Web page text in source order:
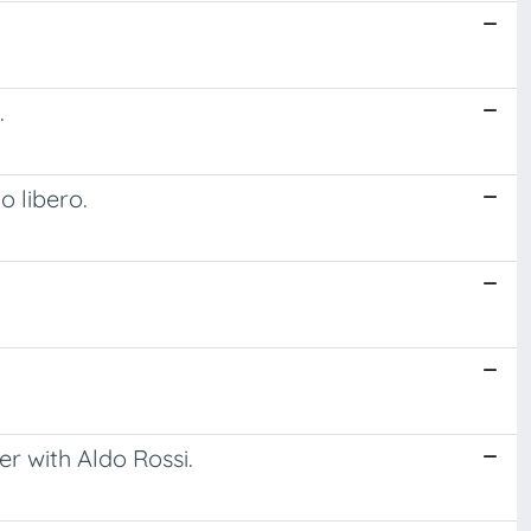
libero.
with Aldo Rossi.